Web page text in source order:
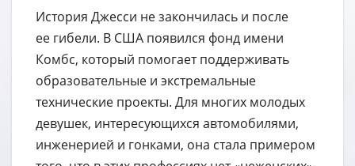
История Джесси не закончилась и после
ее гибели. В США появился фонд имени
Комбс, который помогает поддерживать
образовательные и экстремальные
технические проекты. Для многих молодых
девушек, интересующихся автомобилями,
инженерией и гонками, она стала примером